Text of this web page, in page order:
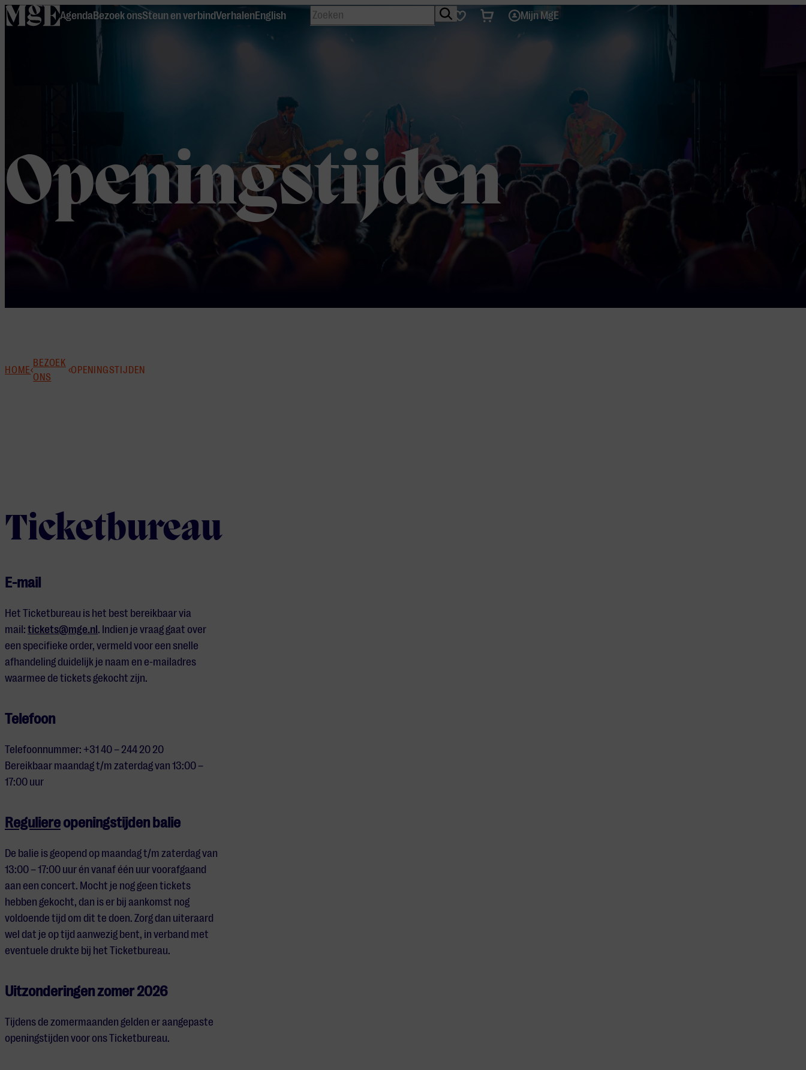
home
AgendaBezoek onsSteun en verbindVerhalenEnglish Zoeken FavorietenTicketsMijn MgE
Openingstijden
HOME
BEZOEK
ONS
OPENINGSTIJDEN
Ticketbureau
E-mail
Het Ticketbureau is het best bereikbaar via
mail: tickets@mge.nl. Indien je vraag gaat over
een specifieke order, vermeld voor een snelle
afhandeling duidelijk je naam en e-mailadres
waarmee de tickets gekocht zijn.
Telefoon
Telefoonnummer: +31 40 – 244 20 20
Bereikbaar maandag t/m zaterdag van 13:00 –
17:00 uur
Reguliereopeningstijden balie
De balie is geopend op maandag t/m zaterdag van
13:00 – 17:00 uur én vanaf één uur voorafgaand
aan een concert. Mocht je nog geen tickets
hebben gekocht, dan is er bij aankomst nog
voldoende tijd om dit te doen. Zorg dan uiteraard
wel dat je op tijd aanwezig bent, in verband met
eventuele drukte bij het Ticketbureau.
Uitzonderingen zomer 2026
Tijdens de zomermaanden gelden er aangepaste
openingstijden voor ons Ticketbureau.